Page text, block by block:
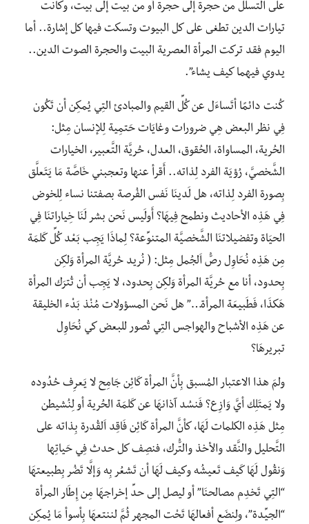
على التسلل من حجرة إلى حجرة أو من بيت إلى بيت، وكانت
تيارات الدين تطغى على كل البيوت وتسكت فيها كل إشارة.. أما
اليوم فقد تركت المرأة العصرية البيت والحجرة الصوت الدين..
يدوي فيهما كيف يشاء”.
كُنت دائمًا أتَساءَل عن كُلِّ القيم والمبادئ التِي يُمكِن أن تَكُون
فِي نظر البعض هِي ضرورات وغايَات حَتمِية لِلإنسان مِثل:
الحُرية، المساواة، الحُقوق، العدل، حُريَّة التَّعبير، الخيارات
الشَّخصيَّ، رُؤيَة الفرد لِذاته.. أَقرأ عنها وتعجبني خَاصَّة مَا يَتَعلَّق
بِصورة الفرد لِذاته، هل لَدينَا نَفس الفُرصة بصفتنا نساء لِلخوض
فِي هَذِه الأحاديث ونطمح فِيهَا؟ أَولَيس نَحن بشر لَنَا خِياراتنَا فِي
الحيَاة وتفضيلاتنَا الشَّخصيَّة المتنوِّعة؟ لِماذَا يَجِب بَعْد كُلِّ كَلمَة
مِن هَذِه نُحَاوِل رصُّ اَلجُمل مِثل: ( نُريد حُريَّة المرأة وَلكِن
بِحدود، أنا مع حُريَّة المرأة وَلكِن بِحدود، لا يَجِب أن تُترَك المرأة
هَكذَا، فَطَبيعَة المرأة…” هل نَحن المسؤولات مُنْذ بَدْء الخليقة
عن هَذِه الأشباح والهواجس التِي تُصور للبعض كي نُحَاوِل
تبريرهَا؟
ولمَ هذا الاعتبار المُسبق بِأنَّ المرأة كَائِن جَامِح لا يَعرِف حُدُوده
ولا يَمتَلِك أيَّ وَازِع؟ فَنسُد آذانهَا عن كَلمَة الحُرية أو لِنُشيطن
مِثل هَذِه الكلمات لَهَا، كأنَّ المرأة كَائِن فَاقِد اَلقُدرة بِذاته على
التَّحليل والنَّقد والأخذ والتُّرك، فنصِف كل حدث فِي حَياتِها
وَنقُول لَهَا كَيف تَعيشُه وكيف لَهَا أن تَشعُر بِه وَإلَّا تَضُر بِطبيعتهَا
“التِي تَخدِم مصالحنَا” أو ليصل إلى حدِّ إخراجهَا مِن إِطَار المرأة
“الجيِّدة”، ولِنضَع أفعالهَا تَحْت المجهر ثُمَّ لننتعهَا بِأسوأ مَا يُمكِن